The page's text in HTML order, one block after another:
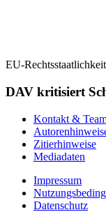
EU-
DAV kritisiert
Kontakt &
Zitierhinweise
Mediadaten
Impressum
Datenschutz